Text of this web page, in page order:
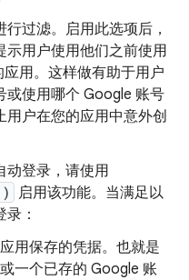
过滤。启用此选项后，
示用户使用他们之前使用
用。这样做有助于用户
或使用哪个 Google 账号
用户在您的应用中意外创
动登录，请使用
启用该功能。当满足以
：
用保存的凭据。也就是
一个已存的 Google 账